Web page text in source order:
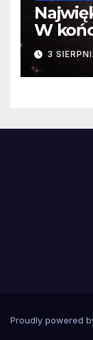
W
3
Proudly powered